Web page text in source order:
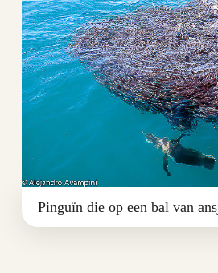
Pinguïn die op een bal van